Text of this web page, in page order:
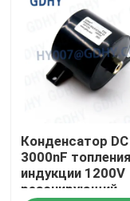
Спросите
Конденсатор
Конденсатор
Конденсатор DC
3000nF топления
индукции 1200V
резонирующий